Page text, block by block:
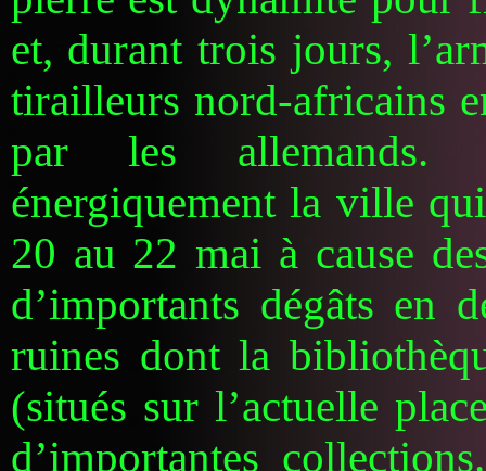
et, durant trois jours,
tirailleurs nord-africains
par les allemands.
énergiquement la ville
20 au 22 mai à cause
d’importants dégâts en
ruines dont la
(situés sur l’actuelle
d’importantes